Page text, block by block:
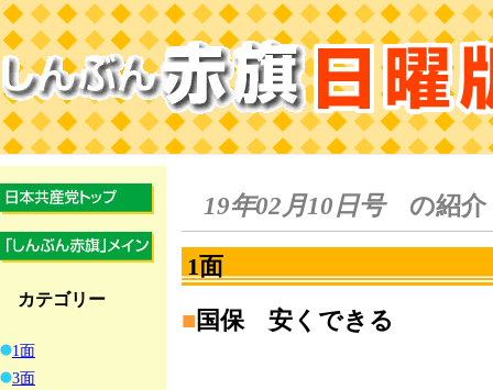
カテゴリー
1面
3面
19年02月10日号の紹介
1面
■ 国保 安くできる